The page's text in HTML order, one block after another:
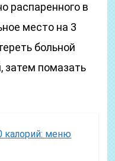
распаренного в
место на 3
больной
затем помазать
калорий: меню